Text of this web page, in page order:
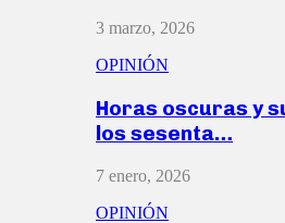
3 marzo, 2026
OPINIÓN
Horas oscuras y
los sesenta…
7 enero, 2026
OPINIÓN